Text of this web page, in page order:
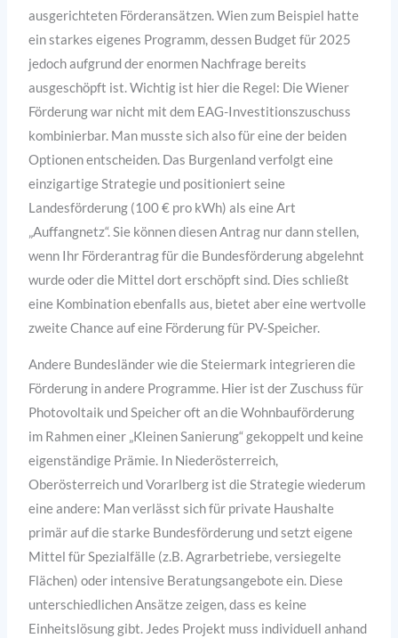
ausgerichteten Förderansätzen. Wien zum Beispiel hatte
ein starkes eigenes Programm, dessen Budget für 2025
jedoch aufgrund der enormen Nachfrage bereits
ausgeschöpft ist. Wichtig ist hier die Regel: Die Wiener
Förderung war nicht mit dem EAG-Investitionszuschuss
kombinierbar. Man musste sich also für eine der beiden
Optionen entscheiden. Das Burgenland verfolgt eine
einzigartige Strategie und positioniert seine
Landesförderung (100 € pro kWh) als eine Art
„Auffangnetz“. Sie können diesen Antrag nur dann stellen,
wenn Ihr Förderantrag für die Bundesförderung abgelehnt
wurde oder die Mittel dort erschöpft sind. Dies schließt
eine Kombination ebenfalls aus, bietet aber eine wertvolle
zweite Chance auf eine Förderung für PV-Speicher.
Andere Bundesländer wie die Steiermark integrieren die
Förderung in andere Programme. Hier ist der Zuschuss für
Photovoltaik und Speicher oft an die Wohnbauförderung
im Rahmen einer „Kleinen Sanierung“ gekoppelt und keine
eigenständige Prämie. In Niederösterreich,
Oberösterreich und Vorarlberg ist die Strategie wiederum
eine andere: Man verlässt sich für private Haushalte
primär auf die starke Bundesförderung und setzt eigene
Mittel für Spezialfälle (z.B. Agrarbetriebe, versiegelte
Flächen) oder intensive Beratungsangebote ein. Diese
unterschiedlichen Ansätze zeigen, dass es keine
Einheitslösung gibt. Jedes Projekt muss individuell anhand